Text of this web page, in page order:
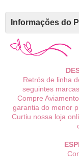
Informações do
Retrós de linha
seguintes
Compre
garantia do menor
Curtiu nossa loja